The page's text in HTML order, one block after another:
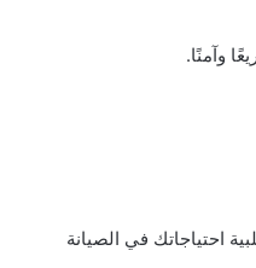
وآمنًا.
احتياجاتك في الصيانة